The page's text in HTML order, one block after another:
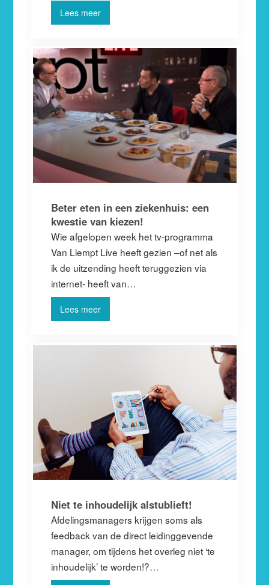
Lees meer
Beter eten in een ziekenhuis: een
kwestie van kiezen!
Wie afgelopen week het tv-programma
Van Liempt Live heeft gezien –of net als
ik de uitzending heeft teruggezien via
internet- heeft van…
Lees meer
Niet te inhoudelijk alstublieft!
Afdelingsmanagers krijgen soms als
feedback van de direct leidinggevende
manager, om tijdens het overleg niet ‘te
inhoudelijk’ te worden!?…